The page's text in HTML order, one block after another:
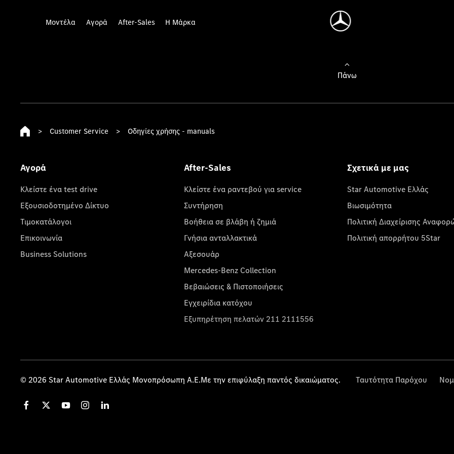
Μοντέλα Αγορά After-Sales Η Μάρκα
Πάνω
> Customer Service > Οδηγίες χρήσης - manuals
Αγορά
Κλείστε ένα test drive
Εξουσιοδοτημένο Δίκτυο
Τιμοκατάλογοι
Επικοινωνία
Business Solutions
After-Sales
Κλείστε ένα ραντεβού για service
Συντήρηση
Βοήθεια σε βλάβη ή ζημιά
Γνήσια ανταλλακτικά
Αξεσουάρ
Mercedes-Benz Collection
Βεβαιώσεις & Πιστοποιήσεις
Εγχειρίδια κατόχου
Εξυπηρέτηση πελατών 211 2111556
Σχετικά με μας
Star Automotive Ελλάς
Βιωσιμότητα
Πολιτική Διαχείρισης
Πολιτική απορρήτου 5Star
© 2026 Star Automotive Ελλάς Μονοπρόσωπη Α.Ε.Με την επιφύλαξη παντός δικαιώματος. Ταυτότητα Παρόχου